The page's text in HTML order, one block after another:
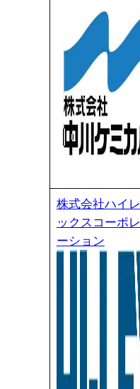
株式会社ハイレ
ックスコーポレ
ーション